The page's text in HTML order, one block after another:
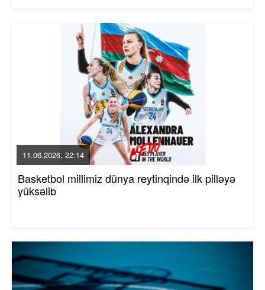
11.06.2026, 22:14
Basketbol millimiz dünya reytinqində ilk pilləyə
yüksəlib